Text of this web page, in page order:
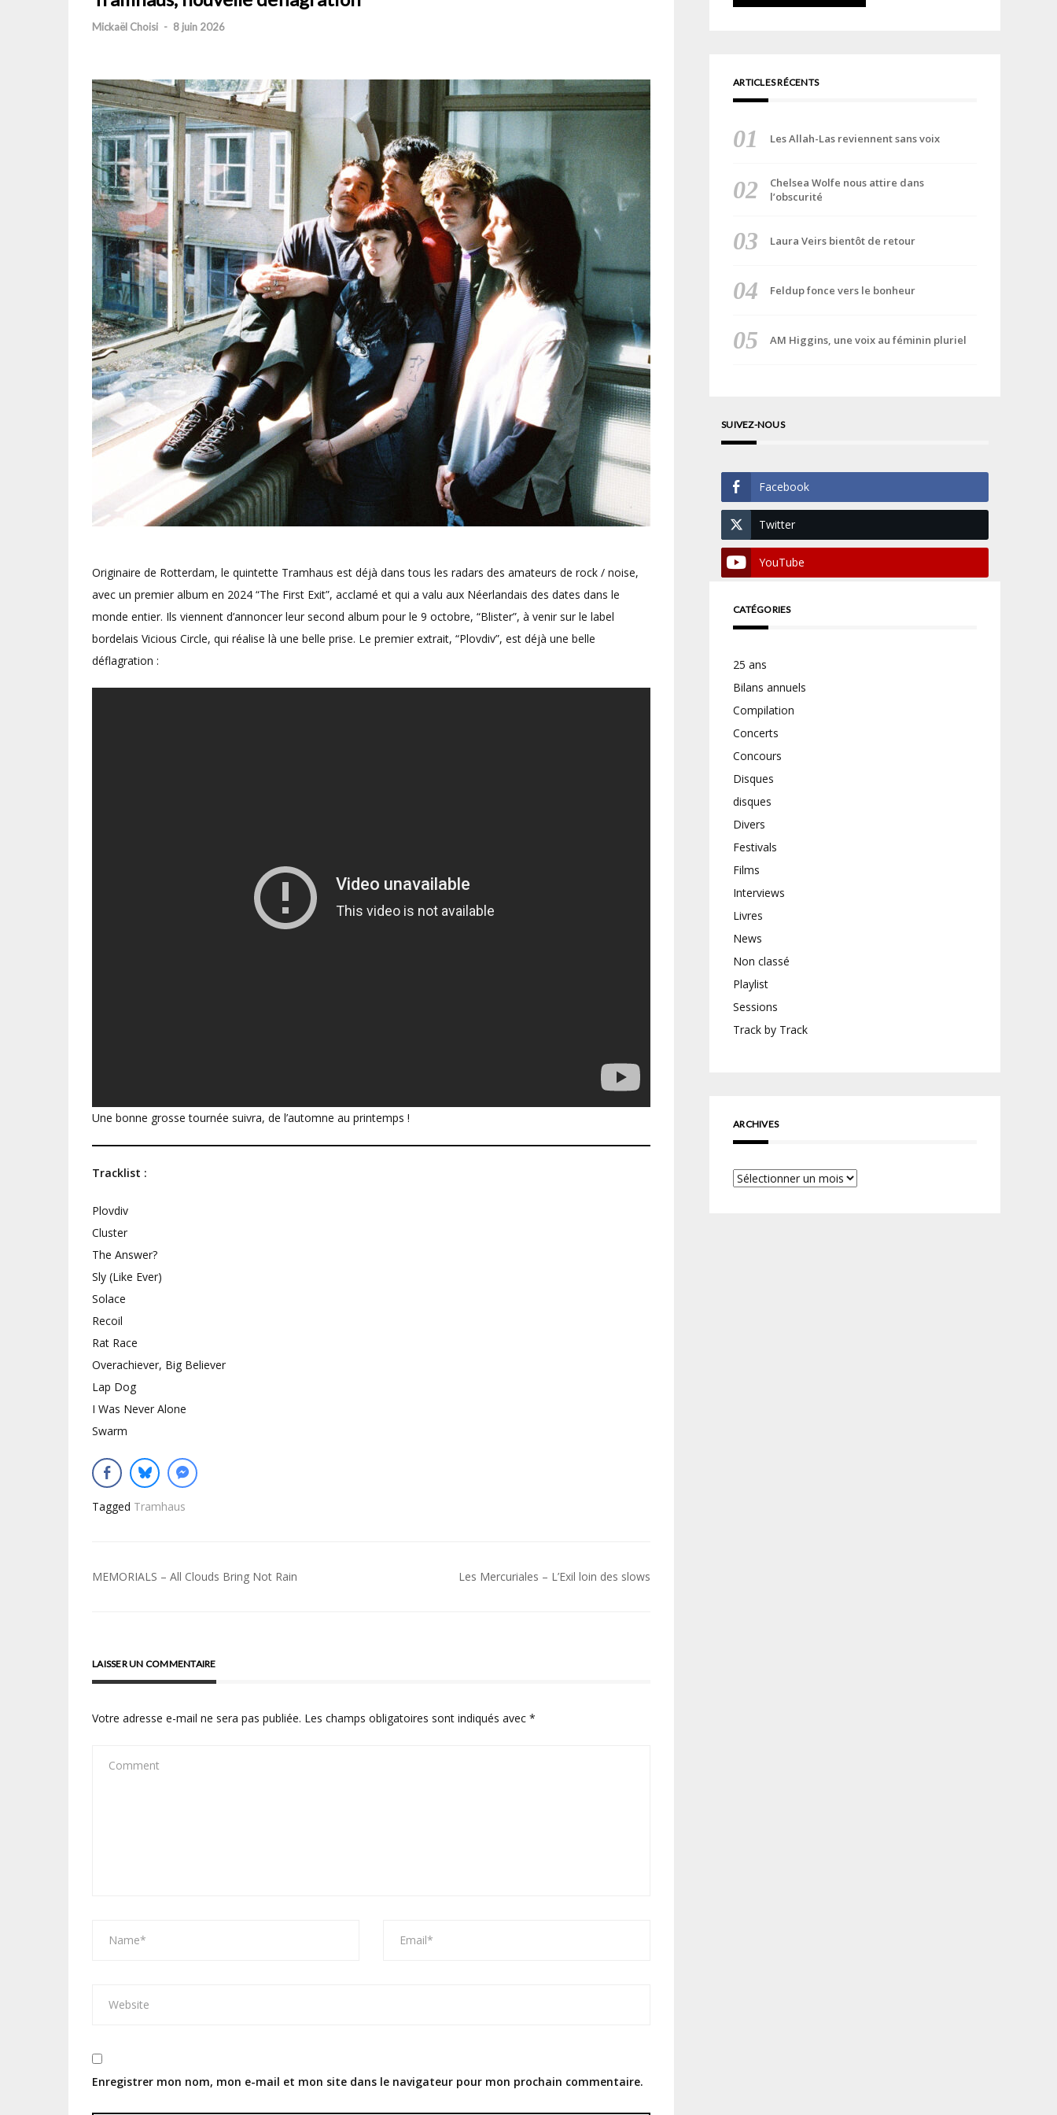
Mickaël Choisi - 8 juin 2026
Originaire de Rotterdam, le quintette Tramhaus est déjà dans tous les radars des amateurs de rock / noise,
avec un premier album en 2024 “The First Exit”, acclamé et qui a valu aux Néerlandais des dates dans le
monde entier. Ils viennent d’annoncer leur second album pour le 9 octobre, “Blister”, à venir sur le label
bordelais Vicious Circle, qui réalise là une belle prise. Le premier extrait, “Plovdiv”, est déjà une belle
déflagration :
Une bonne grosse tournée suivra, de l’automne au printemps !
Tracklist :
Plovdiv
Cluster
The Answer?
Sly (Like Ever)
Solace
Recoil
Rat Race
Overachiever, Big Believer
Lap Dog
I Was Never Alone
Swarm
Tagged Tramhaus
Navigation
MEMORIALS – All Clouds Bring Not Rain Les Mercuriales – L’Exil loin des slows
LAISSER UN COMMENTAIRE
Votre adresse e-mail ne sera pas publiée. Les champs obligatoires sont indiqués avec *
Enregistrer mon nom, mon e-mail et mon site dans le navigateur pour mon prochain commentaire.
ARTICLES RÉCENTS
Les Allah-Las reviennent sans voix
Chelsea Wolfe nous attire dans
l’obscurité
Laura Veirs bientôt de retour
Feldup fonce vers le bonheur
AM Higgins, une voix au féminin pluriel
SUIVEZ-NOUS
Facebook
Twitter
YouTube
CATÉGORIES
25 ans
Bilans annuels
Compilation
Concerts
Concours
Disques
disques
Divers
Festivals
Films
Interviews
Livres
News
Non classé
Playlist
Sessions
Track by Track
ARCHIVES
Archives